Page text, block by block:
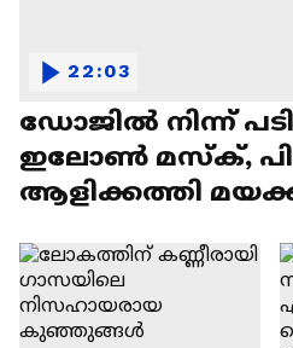
ഡോജിൽ നിന്ന്
ഇലോൺ മസ്ക്,
ആളിക്കത്തി
22:03